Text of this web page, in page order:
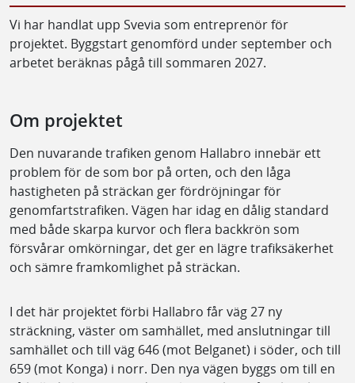
Vi har handlat upp Svevia som entreprenör för
projektet. Byggstart genomförd under september och
arbetet beräknas pågå till sommaren 2027.
Om projektet
Den nuvarande trafiken genom Hallabro innebär ett
problem för de som bor på orten, och den låga
hastigheten på sträckan ger fördröjningar för
genomfartstrafiken. Vägen har idag en dålig standard
med både skarpa kurvor och flera backkrön som
försvårar omkörningar, det ger en lägre trafiksäkerhet
och sämre framkomlighet på sträckan.
I det här projektet förbi Hallabro får väg 27 ny
sträckning, väster om samhället, med anslutningar till
samhället och till väg 646 (mot Belganet) i söder, och till
659 (mot Konga) i norr. Den nya vägen byggs om till en